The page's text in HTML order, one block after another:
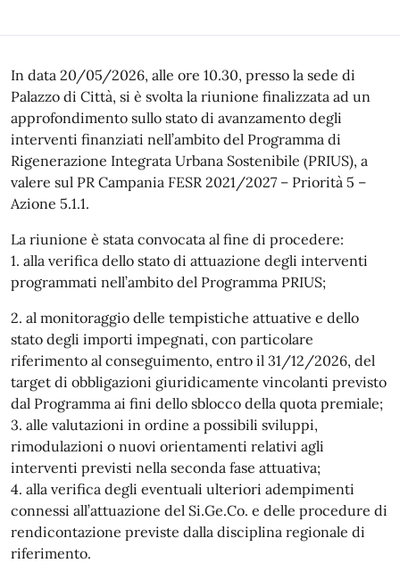
Descrizione
In data 20/05/2026, alle ore 10.30, presso la sede di
Palazzo di Città, si è svolta la riunione finalizzata ad un
approfondimento sullo stato di avanzamento degli
interventi finanziati nell’ambito del Programma di
Rigenerazione Integrata Urbana Sostenibile (PRIUS), a
valere sul PR Campania FESR 2021/2027 – Priorità 5 –
Azione 5.1.1.
La riunione è stata convocata al fine di procedere:
1. alla verifica dello stato di attuazione degli interventi
programmati nell’ambito del Programma PRIUS;
2. al monitoraggio delle tempistiche attuative e dello
stato degli importi impegnati, con particolare
riferimento al conseguimento, entro il 31/12/2026, del
target di obbligazioni giuridicamente vincolanti previsto
dal Programma ai fini dello sblocco della quota premiale;
3. alle valutazioni in ordine a possibili sviluppi,
rimodulazioni o nuovi orientamenti relativi agli
interventi previsti nella seconda fase attuativa;
4. alla verifica degli eventuali ulteriori adempimenti
connessi all’attuazione del Si.Ge.Co. e delle procedure di
rendicontazione previste dalla disciplina regionale di
riferimento.